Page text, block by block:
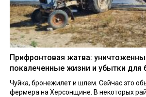
Прифронтовая жатва:
покалеченные жизни и убытки для
Чуйка, бронежилет и шлем. Сейчас это
фермера на Херсонщине. В некоторых